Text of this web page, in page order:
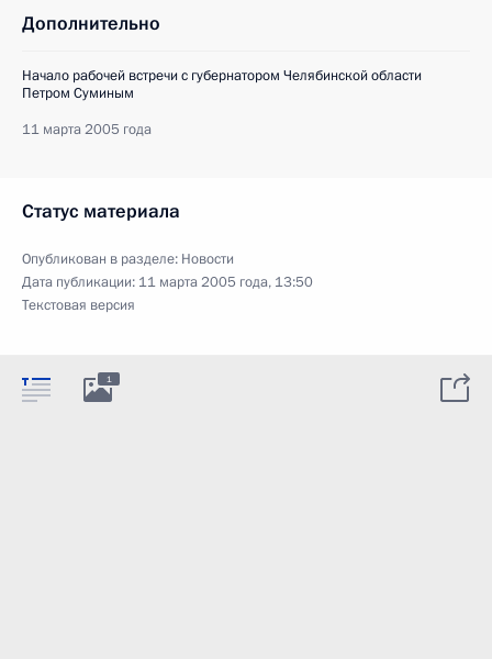
Дополнительно
Начало рабочей встречи с губернатором Челябинской области
Петром Суминым
11 марта 2005 года
Статус материала
Опубликован в разделе: Новости
Дата публикации: 11 марта 2005 года, 13:50
Текстовая версия
1